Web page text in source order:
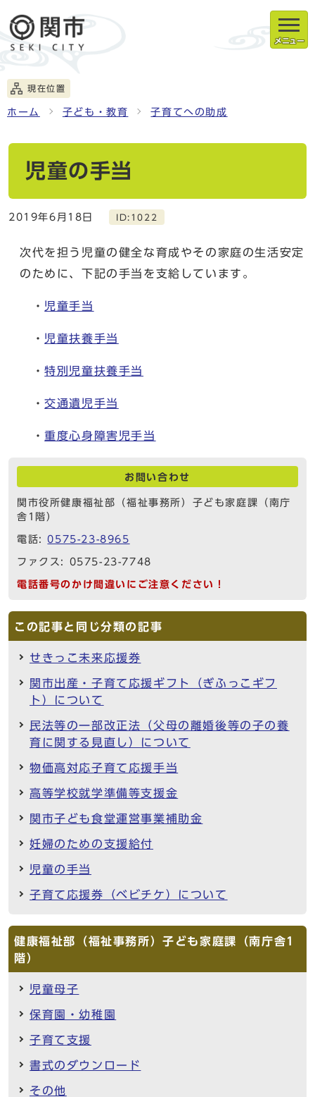
メニュー
現在位置
ホーム 子ども・教育 子育てへの助成
児童の手当
2019年6月18日 ID:1022
次代を担う児童の健全な育成やその家庭の生活安定
のために、下記の手当を支給しています。
・ 児童手当
・ 児童扶養手当
・特別児童扶養手当
・交通遺児手当
・重度心身障害児手当
お問い合わせ
関市役所健康福祉部（福祉事務所）子ども家庭課（南庁
舎1階）
電話:0575-23-8965
ファクス: 0575-23-7748
電話番号のかけ間違いにご注意ください！
この記事と同じ分類の記事
せきっこ未来応援券
関市出産・子育て応援ギフト（ぎふっこギフ
ト）について
民法等の一部改正法（父母の離婚後等の子の養
育に関する見直し）について
物価高対応子育て応援手当
高等学校就学準備等支援金
関市子ども食堂運営事業補助金
妊婦のための支援給付
児童の手当
子育て応援券（ベビチケ）について
健康福祉部（福祉事務所）子ども家庭課（南庁舎1
階）
児童母子
保育園・幼稚園
子育て支援
書式のダウンロード
その他